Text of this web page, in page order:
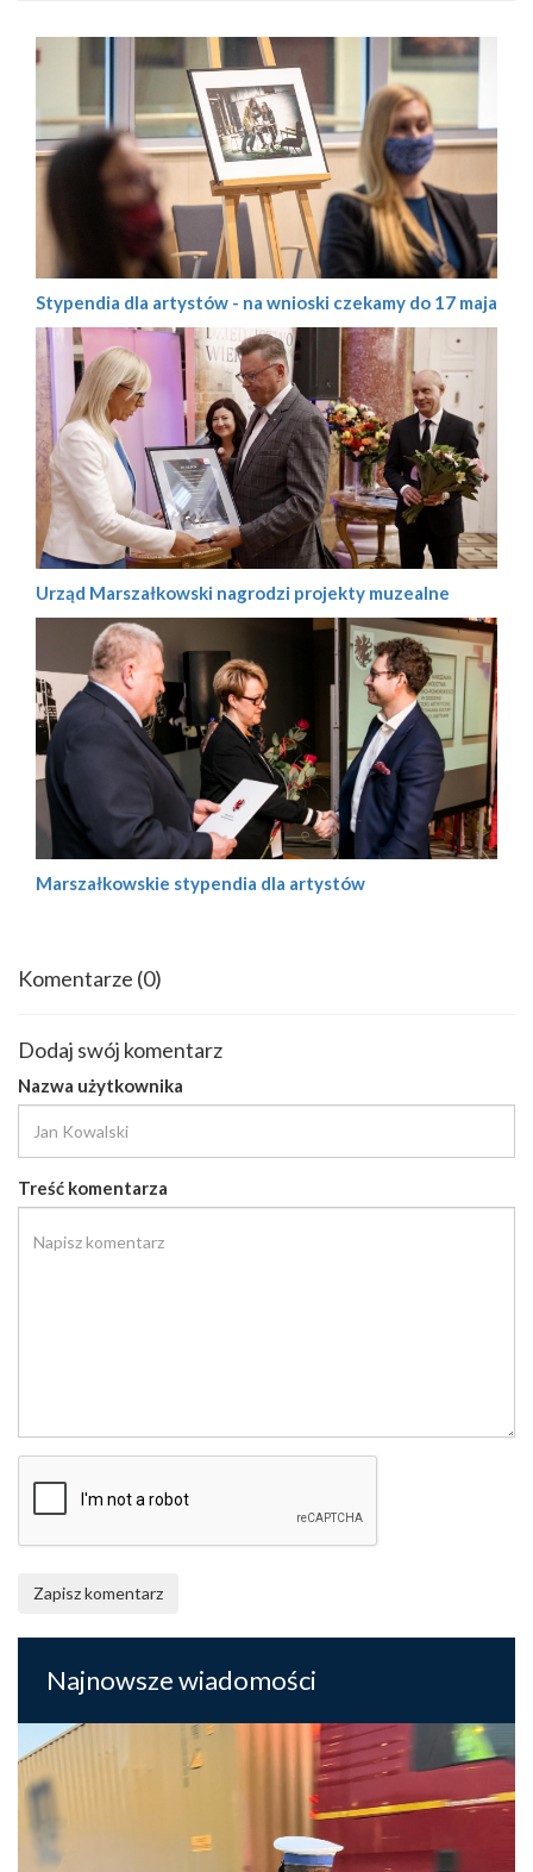
Stypendia dla artystów - na wnioski czekamy do 17 maja
Urząd Marszałkowski nagrodzi projekty muzealne
Marszałkowskie stypendia dla artystów
Komentarze (0)
Dodaj swój komentarz
Nazwa użytkownika
Treść komentarza
Zapisz komentarz
Najnowsze wiadomości